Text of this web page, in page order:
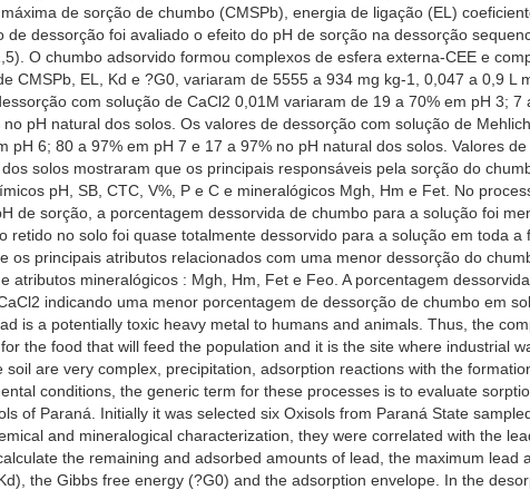
de sorção de chumbo (CMSPb), energia de ligação (EL)
de dessorção foi avaliado o efeito do pH de sorção na dessorção
O chumbo adsorvido formou complexos de esfera externa-CEE e
CMSPb, EL, Kd e ?G0, variaram de 5555 a 934 mg kg-1, 0,047 a 0,9
com solução de CaCl2 0,01M variaram de 19 a 70% em pH 3;
pH natural dos solos. Os valores de dessorção com solução de
pH 6; 80 a 97% em pH 7 e 17 a 97% no pH natural dos solos. Valores
solos mostraram que os principais responsáveis pela sorção do
pH, SB, CTC, V%, P e C e mineralógicos Mgh, Hm e Fet. No
de sorção, a porcentagem dessorvida de chumbo para a solução foi
retido no solo foi quase totalmente dessorvido para a solução em toda
os principais atributos relacionados com uma menor dessorção do
atributos mineralógicos : Mgh, Hm, Fet e Feo. A porcentagem
indicando uma menor porcentagem de dessorção de chumbo em
is a potentially toxic heavy metal to humans and animals. Thus, the
the food that will feed the population and it is the site where industrial
soil are very complex, precipitation, adsorption reactions with the
conditions, the generic term for these processes is to evaluate
of Paraná. Initially it was selected six Oxisols from Paraná State
and mineralogical characterization, they were correlated with the
the remaining and adsorbed amounts of lead, the maximum
the Gibbs free energy (?G0) and the adsorption envelope. In the